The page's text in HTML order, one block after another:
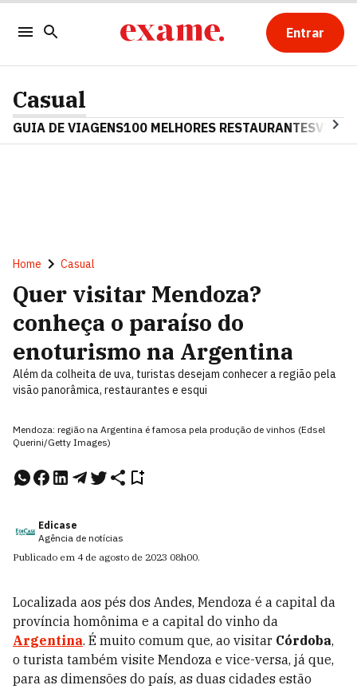
Entrar
Casual
GUIA DE VIAGENS100 MELHORES RESTAURANTES
Home Casual
Quer visitar Mendoza?
conheça o paraíso do
enoturismo na Argentina
Além da colheita de uva, turistas desejam conhecer a região pela
visão panorâmica, restaurantes e esqui
Mendoza: região na Argentina é famosa pela produção de vinhos (Edsel
Querini/Getty Images)
Edicase
Agência de notícias
Publicado em 4 de agosto de 2023 08h00.
Localizada aos pés dos Andes, Mendoza é a capital da
província homônima e a capital do vinho da
Argentina. É muito comum que, ao visitar Córdoba,
o turista também visite Mendoza e vice-versa, já que,
para as dimensões do país, as duas cidades estão